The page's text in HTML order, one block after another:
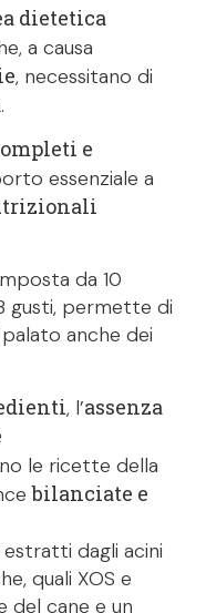
dietetica
a causa
, necessitano di
.
e
essenziale a
da 10
gusti, permette di
anche dei
, l’assenza
le ricette della
bilanciate e
dagli acini
quali XOS e
del cane e un